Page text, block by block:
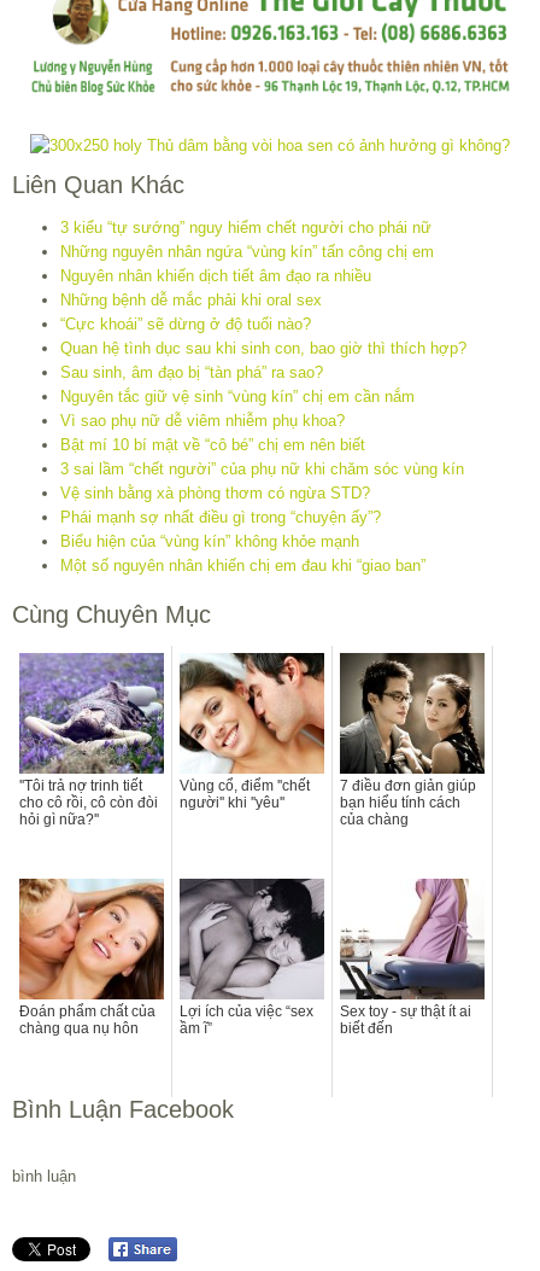
Liên Quan Khác
3 kiểu “tự sướng” nguy hiểm chết người cho phái nữ
Những nguyên nhân ngứa “vùng kín” tấn công chị em
Nguyên nhân khiến dịch tiết âm đạo ra nhiều
Những bệnh dễ mắc phải khi oral sex
“Cực khoái” sẽ dừng ở độ tuổi nào?
Quan hệ tình dục sau khi sinh con, bao giờ thì thích hợp?
Sau sinh, âm đạo bị “tàn phá” ra sao?
Nguyên tắc giữ vệ sinh “vùng kín” chị em cần nắm
Vì sao phụ nữ dễ viêm nhiễm phụ khoa?
Bật mí 10 bí mật về “cô bé” chị em nên biết
3 sai lầm “chết người” của phụ nữ khi chăm sóc vùng kín
Vệ sinh bằng xà phòng thơm có ngừa STD?
Phái mạnh sợ nhất điều gì trong “chuyện ấy”?
Biểu hiện của “vùng kín” không khỏe mạnh
Một số nguyên nhân khiến chị em đau khi “giao ban”
Cùng Chuyên Mục
''Tôi trả nợ trinh tiết
cho cô rồi, cô còn đòi
hỏi gì nữa?''
Vùng cổ, điểm ''chết
người'' khi ''yêu''
7 điều đơn giản giúp
bạn hiểu tính cách
của chàng
Đoán phẩm chất của
chàng qua nụ hôn
Lợi ích của việc “sex
ầm ĩ”
Sex toy - sự thật ít ai
biết đến
Bình Luận Facebook
bình luận